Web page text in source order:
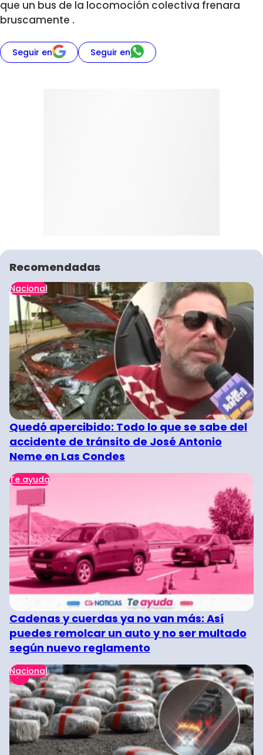
que un bus de la locomoción colectiva frenara
bruscamente .
Seguir en Seguir en
Recomendadas
Nacional
Quedó apercibido: Todo lo que se sabe del
accidente de tránsito de José Antonio
Neme en Las Condes
Te ayuda
Cadenas y cuerdas ya no van más: Así
puedes remolcar un auto y no ser multado
según nuevo reglamento
Nacional